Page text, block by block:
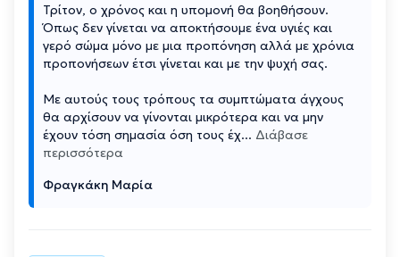
Τρίτον, ο χρόνος και η υπομονή θα βοηθήσουν.
Όπως δεν γίνεται να αποκτήσουμε ένα υγιές και
γερό σώμα μόνο με μια προπόνηση αλλά με χρόνια
προπονήσεων έτσι γίνεται και με την ψυχή σας.
Με αυτούς τους τρόπους τα συμπτώματα άγχους
θα αρχίσουν να γίνονται μικρότερα και να μην
έχουν τόση σημασία όση τους έχ... Διάβασε
περισσότερα
Φραγκάκη Μαρία